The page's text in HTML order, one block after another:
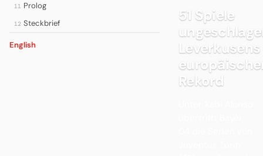
11 Prolog
12 Steckbrief
English
51 Spiele
Leverkusens
Rekord